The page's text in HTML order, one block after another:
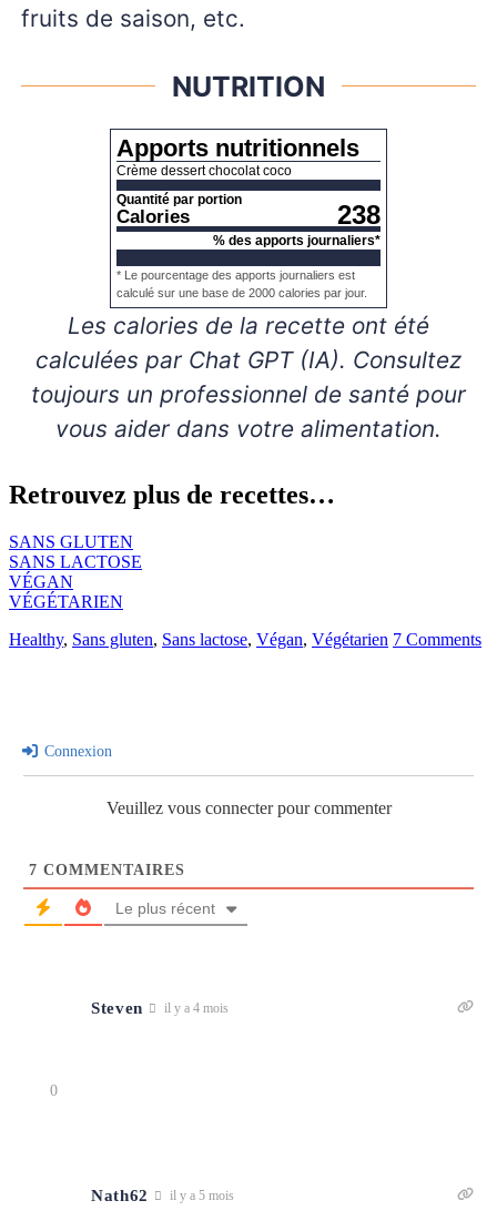
fruits de saison, etc.
NUTRITION
Apports nutritionnels
Crème dessert chocolat coco
Quantité par portion
Calories 238
% des apports journaliers*
* Le pourcentage des apports journaliers est
calculé sur une base de 2000 calories par jour.
Les calories de la recette ont été
calculées par Chat GPT (IA). Consultez
toujours un professionnel de santé pour
vous aider dans votre alimentation.
Retrouvez plus de recettes…
SANS GLUTEN
SANS LACTOSE
VÉGAN
VÉGÉTARIEN
Healthy, Sans gluten, Sans lactose, Végan, Végétarien 7 Comments
Connexion
Veuillez vous connecter pour commenter
7 COMMENTAIRES
Le plus récent
Steven il y a 4 mois
0
Nath62 il y a 5 mois